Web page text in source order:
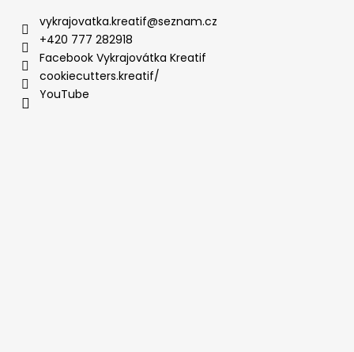
vykrajovatka.kreatif@seznam.cz
+420 777 282918
Facebook Vykrajovátka Kreatif
cookiecutters.kreatif/
YouTube